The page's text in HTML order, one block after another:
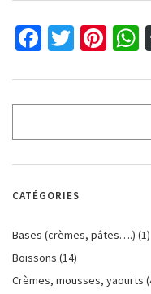
Facebook
Twitter
CATÉGORIES
Bases (crèmes, pâtes….) (1)
Boissons (14)
Crèmes, mousses, yaourts